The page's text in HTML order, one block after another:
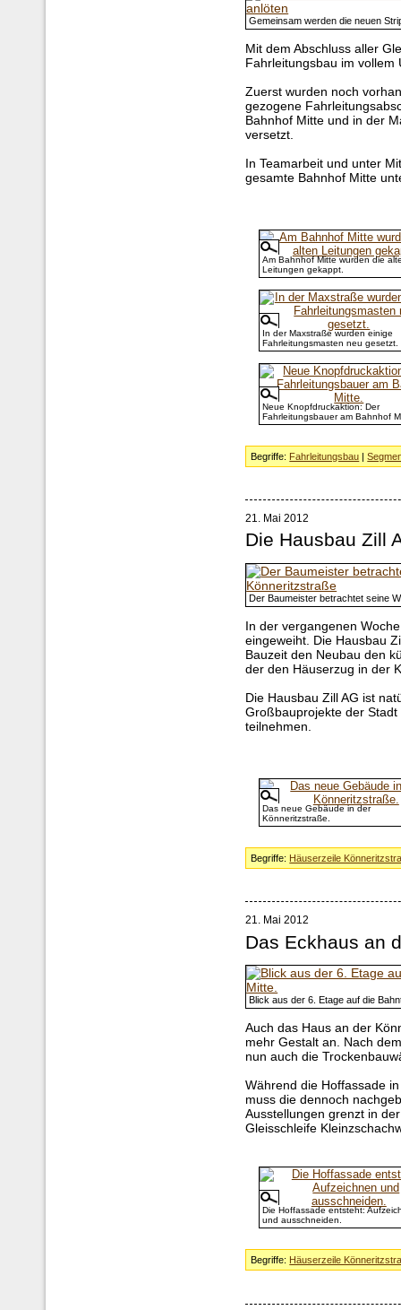
Gemeinsam werden die neuen
Mit dem Abschluss aller
Fahrleitungsbau im vollem
Zuerst wurden noch
gezogene
Bahnhof Mitte und in der
versetzt.
In Teamarbeit und unter
gesamte Bahnhof Mitte
Am Bahnhof Mitte wurden die
Leitungen gekappt.
In der Maxstraße wurden einige
Fahrleitungsmasten neu gesetzt.
Neue Knopfdruckaktion: Der
Fahrleitungsbauer am Bahnhof
Begriffe: Fahrleitungsbau |
21. Mai 2012
Die Hausbau Zill
Der Baumeister betrachtet seine
In der vergangenen
eingeweiht. Die Hausbau
Bauzeit den Neubau den
der den Häuserzug in der
Die Hausbau Zill AG ist
Großbauprojekte der
teilnehmen.
Das neue Gebäude in der
Könneritzstraße.
Begriffe: Häuserzeile
21. Mai 2012
Das Eckhaus an
Blick aus der 6. Etage auf die
Auch das Haus an der
mehr Gestalt an. Nach
nun auch die
Während die Hoffassade
muss die dennoch
Ausstellungen grenzt in
Gleisschleife
Die Hoffassade entsteht:
und ausschneiden.
Begriffe: Häuserzeile